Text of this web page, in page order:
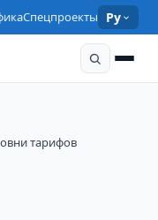
Спецпроекты Ру
тарифов